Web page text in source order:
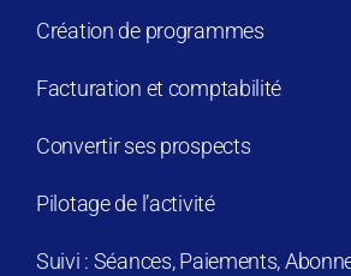
Création de programmes
Facturation et comptabilité
Convertir ses prospects
Pilotage de l’activité
Suivi : Séances, Paiements,